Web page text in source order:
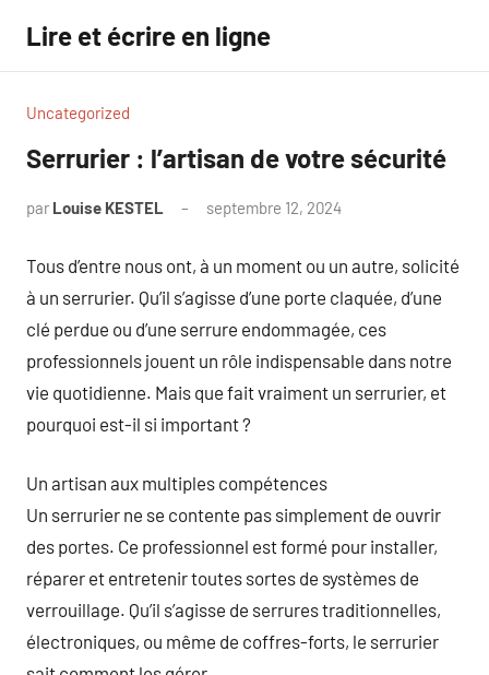
contenu
Lire et écrire en ligne
Uncategorized
Serrurier : l’artisan de votre sécurité
par Louise KESTEL septembre 12, 2024
Tous d’entre nous ont, à un moment ou un autre, solicité
à un serrurier. Qu’il s’agisse d’une porte claquée, d’une
clé perdue ou d’une serrure endommagée, ces
professionnels jouent un rôle indispensable dans notre
vie quotidienne. Mais que fait vraiment un serrurier, et
pourquoi est-il si important ?
Un artisan aux multiples compétences
Un serrurier ne se contente pas simplement de ouvrir
des portes. Ce professionnel est formé pour installer,
réparer et entretenir toutes sortes de systèmes de
verrouillage. Qu’il s’agisse de serrures traditionnelles,
électroniques, ou même de coffres-forts, le serrurier